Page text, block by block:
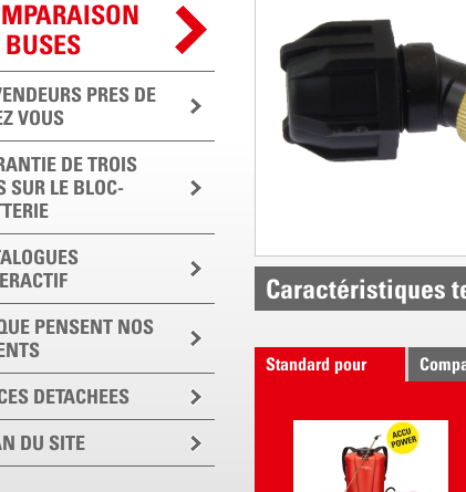
BUSES
PRES DE
VOUS
DE TROIS
SUR LE BLOC-
PENSENT NOS
DETACHEES
DU SITE
Caractéristiques
Standard pour